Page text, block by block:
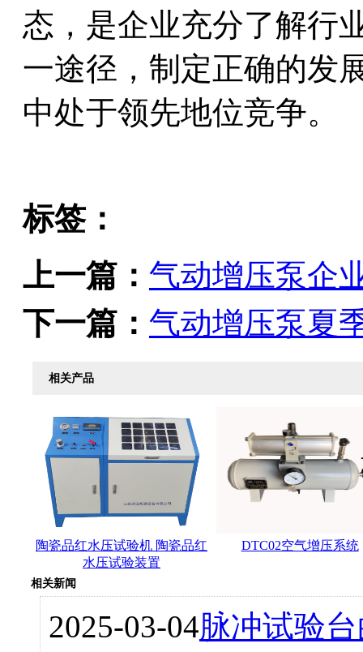
态，是企业充分了解行
一途径，制定正确的发
中处于领先地位竞争。
标签：
上一篇： 气动增压泵企
下一篇： 气动增压泵夏
相关产品
陶瓷品红水压试验机 陶瓷品红
水压试验装置
DTC02空气增压系统
相关新闻
2025-03-04脉冲试验